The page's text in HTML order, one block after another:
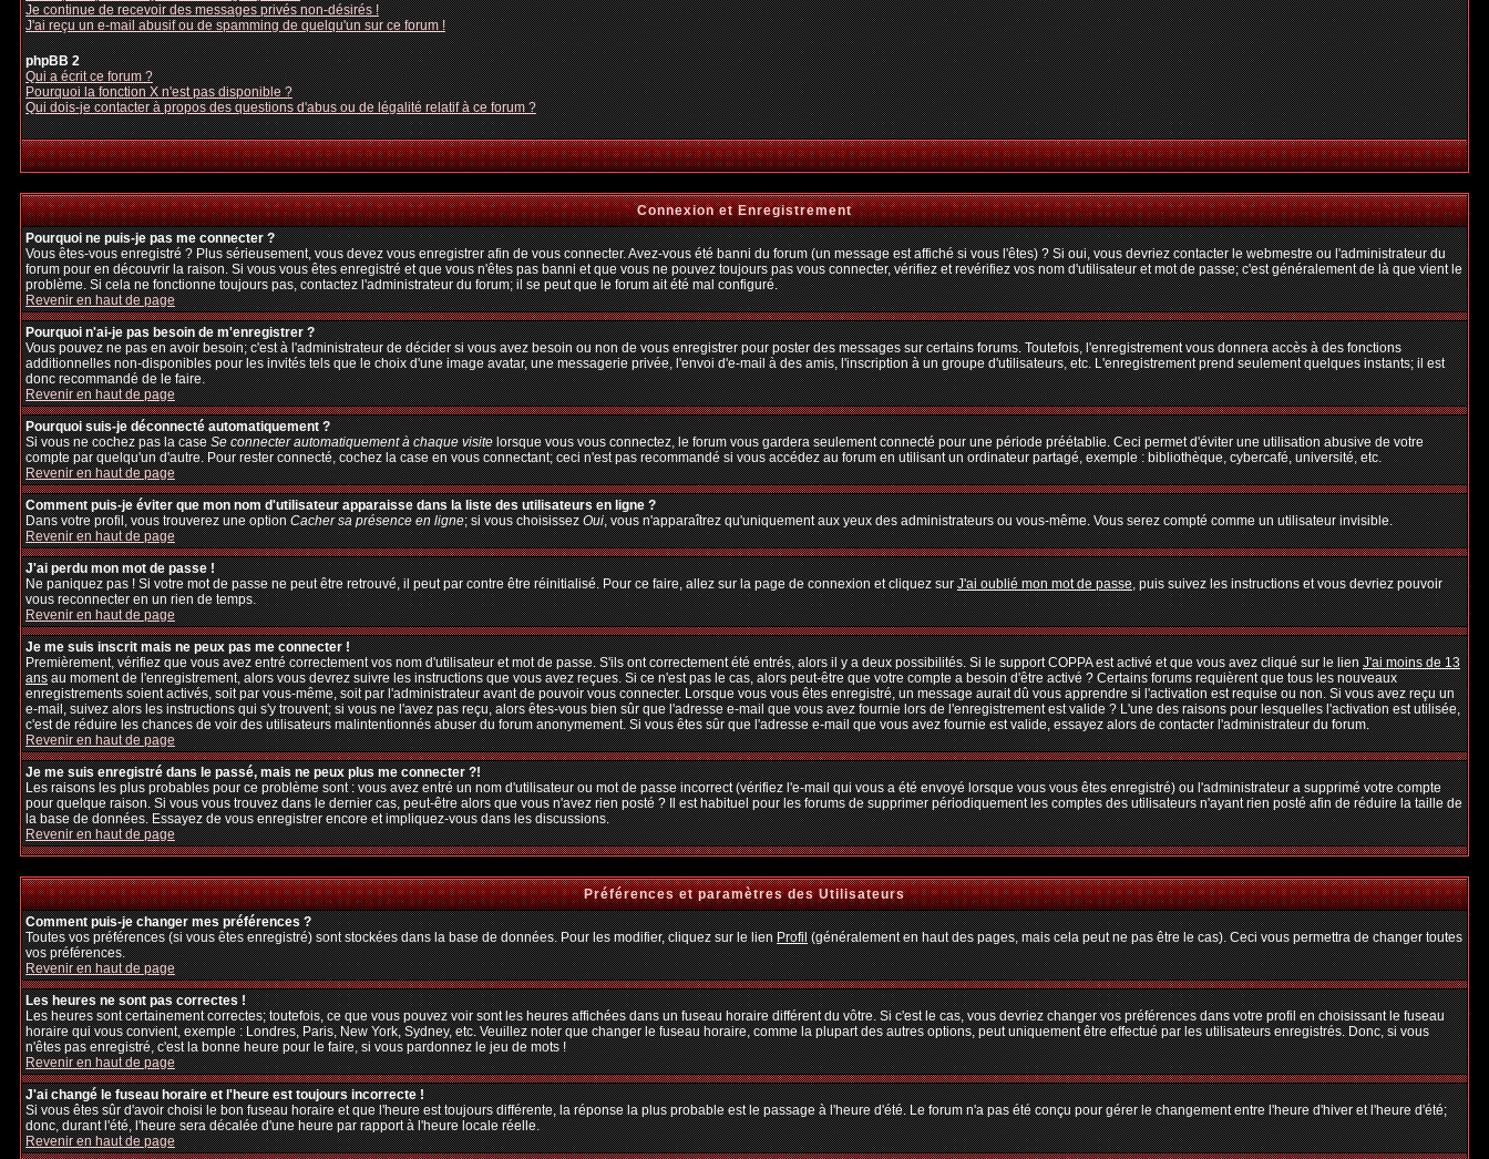
Je continue de recevoir des messages privés non-désirés !
J'ai reçu un e-mail abusif ou de spamming de quelqu'un sur ce forum !
phpBB 2
Qui a écrit ce forum ?
Pourquoi la fonction X n'est pas disponible ?
Qui dois-je contacter à propos des questions d'abus ou de légalité relatif à ce forum ?
Connexion et Enregistrement
Pourquoi ne puis-je pas me connecter ?
Vous êtes-vous enregistré ? Plus sérieusement, vous devez vous enregistrer afin de vous connecter. Avez-vous été banni du forum (un message est affiché si vous l'êtes) ? Si oui, vous devriez contacter le webmestre ou l'administrateur du
forum pour en découvrir la raison. Si vous vous êtes enregistré et que vous n'êtes pas banni et que vous ne pouvez toujours pas vous connecter, vérifiez et revérifiez vos nom d'utilisateur et mot de passe; c'est généralement de là que vient le
problème. Si cela ne fonctionne toujours pas, contactez l'administrateur du forum; il se peut que le forum ait été mal configuré.
Revenir en haut de page
Pourquoi n'ai-je pas besoin de m'enregistrer ?
Vous pouvez ne pas en avoir besoin; c'est à l'administrateur de décider si vous avez besoin ou non de vous enregistrer pour poster des messages sur certains forums. Toutefois, l'enregistrement vous donnera accès à des fonctions
additionnelles non-disponibles pour les invités tels que le choix d'une image avatar, une messagerie privée, l'envoi d'e-mail à des amis, l'inscription à un groupe d'utilisateurs, etc. L'enregistrement prend seulement quelques instants; il est
donc recommandé de le faire.
Revenir en haut de page
Pourquoi suis-je déconnecté automatiquement ?
Si vous ne cochez pas la caseSe connecter automatiquement à chaque visitelorsque vous vous connectez, le forum vous gardera seulement connecté pour une période préétablie. Ceci permet d'éviter une utilisation abusive de votre
compte par quelqu'un d'autre. Pour rester connecté, cochez la case en vous connectant; ceci n'est pas recommandé si vous accédez au forum en utilisant un ordinateur partagé, exemple : bibliothèque, cybercafé, université, etc.
Revenir en haut de page
Comment puis-je éviter que mon nom d'utilisateur apparaisse dans la liste des utilisateurs en ligne ?
Dans votre profil, vous trouverez une optionCacher sa présence en ligne; si vous choisissezOui, vous n'apparaîtrez qu'uniquement aux yeux des administrateurs ou vous-même. Vous serez compté comme un utilisateur invisible.
Revenir en haut de page
J'ai perdu mon mot de passe !
Ne paniquez pas ! Si votre mot de passe ne peut être retrouvé, il peut par contre être réinitialisé. Pour ce faire, allez sur la page de connexion et cliquez surJ'ai oublié mon mot de passe, puis suivez les instructions et vous devriez pouvoir
vous reconnecter en un rien de temps.
Revenir en haut de page
Je me suis inscrit mais ne peux pas me connecter !
Premièrement, vérifiez que vous avez entré correctement vos nom d'utilisateur et mot de passe. S'ils ont correctement été entrés, alors il y a deux possibilités. Si le support COPPA est activé et que vous avez cliqué sur le lienJ'ai moins de 13
ansau moment de l'enregistrement, alors vous devrez suivre les instructions que vous avez reçues. Si ce n'est pas le cas, alors peut-être que votre compte a besoin d'être activé ? Certains forums requièrent que tous les nouveaux
enregistrements soient activés, soit par vous-même, soit par l'administrateur avant de pouvoir vous connecter. Lorsque vous vous êtes enregistré, un message aurait dû vous apprendre si l'activation est requise ou non. Si vous avez reçu un
e-mail, suivez alors les instructions qui s'y trouvent; si vous ne l'avez pas reçu, alors êtes-vous bien sûr que l'adresse e-mail que vous avez fournie lors de l'enregistrement est valide ? L'une des raisons pour lesquelles l'activation est utilisée,
c'est de réduire les chances de voir des utilisateurs malintentionnés abuser du forum anonymement. Si vous êtes sûr que l'adresse e-mail que vous avez fournie est valide, essayez alors de contacter l'administrateur du forum.
Revenir en haut de page
Je me suis enregistré dans le passé, mais ne peux plus me connecter ?!
Les raisons les plus probables pour ce problème sont : vous avez entré un nom d'utilisateur ou mot de passe incorrect (vérifiez l'e-mail qui vous a été envoyé lorsque vous vous êtes enregistré) ou l'administrateur a supprimé votre compte
pour quelque raison. Si vous vous trouvez dans le dernier cas, peut-être alors que vous n'avez rien posté ? Il est habituel pour les forums de supprimer périodiquement les comptes des utilisateurs n'ayant rien posté afin de réduire la taille de
la base de données. Essayez de vous enregistrer encore et impliquez-vous dans les discussions.
Revenir en haut de page
Préférences et paramètres des Utilisateurs
Comment puis-je changer mes préférences ?
Toutes vos préférences (si vous êtes enregistré) sont stockées dans la base de données. Pour les modifier, cliquez sur le lienProfil(généralement en haut des pages, mais cela peut ne pas être le cas). Ceci vous permettra de changer toutes
vos préférences.
Revenir en haut de page
Les heures ne sont pas correctes !
Les heures sont certainement correctes; toutefois, ce que vous pouvez voir sont les heures affichées dans un fuseau horaire différent du vôtre. Si c'est le cas, vous devriez changer vos préférences dans votre profil en choisissant le fuseau
horaire qui vous convient, exemple : Londres, Paris, New York, Sydney, etc. Veuillez noter que changer le fuseau horaire, comme la plupart des autres options, peut uniquement être effectué par les utilisateurs enregistrés. Donc, si vous
n'êtes pas enregistré, c'est la bonne heure pour le faire, si vous pardonnez le jeu de mots !
Revenir en haut de page
J'ai changé le fuseau horaire et l'heure est toujours incorrecte !
Si vous êtes sûr d'avoir choisi le bon fuseau horaire et que l'heure est toujours différente, la réponse la plus probable est le passage à l'heure d'été. Le forum n'a pas été conçu pour gérer le changement entre l'heure d'hiver et l'heure d'été;
donc, durant l'été, l'heure sera décalée d'une heure par rapport à l'heure locale réelle.
Revenir en haut de page